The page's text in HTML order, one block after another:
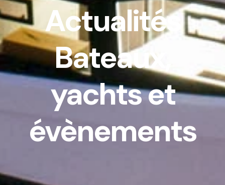
Actualités
Bateaux,
yachts et
évènements